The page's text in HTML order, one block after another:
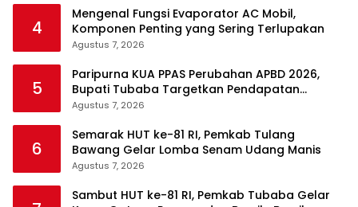
4
Mengenal Fungsi Evaporator AC Mobil,
Komponen Penting yang Sering Terlupakan
Agustus 7, 2026
5
Paripurna KUA PPAS Perubahan APBD 2026,
Bupati Tubaba Targetkan Pendapatan
Daerah Rp820,3 Miliar
Agustus 7, 2026
6
Semarak HUT ke-81 RI, Pemkab Tulang
Bawang Gelar Lomba Senam Udang Manis
Agustus 7, 2026
Sambut HUT ke-81 RI, Pemkab Tubaba Gelar